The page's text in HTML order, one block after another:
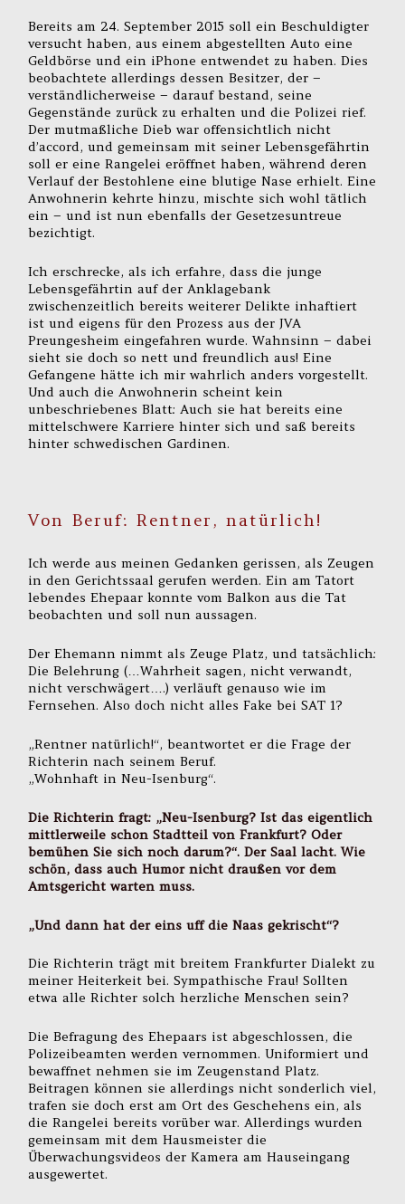
Bereits am 24. September 2015 soll ein Beschuldigter
versucht haben, aus einem abgestellten Auto eine
Geldbörse und ein iPhone entwendet zu haben. Dies
beobachtete allerdings dessen Besitzer, der –
verständlicherweise – darauf bestand, seine
Gegenstände zurück zu erhalten und die Polizei rief.
Der mutmaßliche Dieb war offensichtlich nicht
d’accord, und gemeinsam mit seiner Lebensgefährtin
soll er eine Rangelei eröffnet haben, während deren
Verlauf der Bestohlene eine blutige Nase erhielt. Eine
Anwohnerin kehrte hinzu, mischte sich wohl tätlich
ein – und ist nun ebenfalls der Gesetzesuntreue
bezichtigt.
Ich erschrecke, als ich erfahre, dass die junge
Lebensgefährtin auf der Anklagebank
zwischenzeitlich bereits weiterer Delikte inhaftiert
ist und eigens für den Prozess aus der JVA
Preungesheim eingefahren wurde. Wahnsinn – dabei
sieht sie doch so nett und freundlich aus! Eine
Gefangene hätte ich mir wahrlich anders vorgestellt.
Und auch die Anwohnerin scheint kein
unbeschriebenes Blatt: Auch sie hat bereits eine
mittelschwere Karriere hinter sich und saß bereits
hinter schwedischen Gardinen.
Von Beruf: Rentner, natürlich!
Ich werde aus meinen Gedanken gerissen, als Zeugen
in den Gerichtssaal gerufen werden. Ein am Tatort
lebendes Ehepaar konnte vom Balkon aus die Tat
beobachten und soll nun aussagen.
Der Ehemann nimmt als Zeuge Platz, und tatsächlich:
Die Belehrung (…Wahrheit sagen, nicht verwandt,
nicht verschwägert….) verläuft genauso wie im
Fernsehen. Also doch nicht alles Fake bei SAT 1?
„Rentner natürlich!“, beantwortet er die Frage der
Richterin nach seinem Beruf.
„Wohnhaft in Neu-Isenburg“.
Die Richterin fragt: „Neu-Isenburg? Ist das eigentlich
mittlerweile schon Stadtteil von Frankfurt? Oder
bemühen Sie sich noch darum?“. Der Saal lacht. Wie
schön, dass auch Humor nicht draußen vor dem
Amtsgericht warten muss.
„Und dann hat der eins uff die Naas gekrischt“?
Die Richterin trägt mit breitem Frankfurter Dialekt zu
meiner Heiterkeit bei. Sympathische Frau! Sollten
etwa alle Richter solch herzliche Menschen sein?
Die Befragung des Ehepaars ist abgeschlossen, die
Polizeibeamten werden vernommen. Uniformiert und
bewaffnet nehmen sie im Zeugenstand Platz.
Beitragen können sie allerdings nicht sonderlich viel,
trafen sie doch erst am Ort des Geschehens ein, als
die Rangelei bereits vorüber war. Allerdings wurden
gemeinsam mit dem Hausmeister die
Überwachungsvideos der Kamera am Hauseingang
ausgewertet.